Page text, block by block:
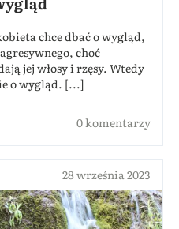
chce dbać o wygląd,
choć
jej włosy i rzęsy. Wtedy
o wygląd. [...]
0 komentarzy
28 września 2023